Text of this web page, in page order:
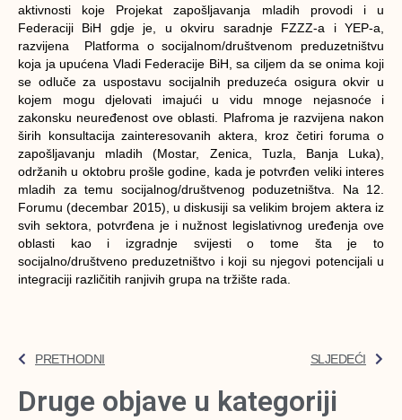
aktivnosti koje Projekat zapošljavanja mladih provodi i u
Federaciji BiH gdje je, u okviru saradnje FZZZ-a i YEP-a,
razvijena Platforma o socijalnom/društvenom preduzetništvu
koja ja upućena Vladi Federacije BiH, sa ciljem da se onima koji
se odluče za uspostavu socijalnih preduzeća osigura okvir u
kojem mogu djelovati imajući u vidu mnoge nejasnoće i
zakonsku neuređenost ove oblasti. Plafroma je razvijena nakon
širih konsultacija zainteresovanih aktera, kroz četiri foruma o
zapošljavanju mladih (Mostar, Zenica, Tuzla, Banja Luka),
održanih u oktobru prošle godine, kada je potvrđen veliki interes
mladih za temu socijalnog/društvenog poduzetništva. Na 12.
Forumu (decembar 2015), u diskusiji sa velikim brojem aktera iz
svih sektora, potvrđena je i nužnost legislativnog uređenja ove
oblasti kao i izgradnje svijesti o tome šta je to
socijalno/društveno preduzetništvo i koji su njegovi potencijali u
integraciji različitih ranjivih grupa na tržište rada.
PRETHODNI SLJEDEĆI
Druge objave u kategoriji